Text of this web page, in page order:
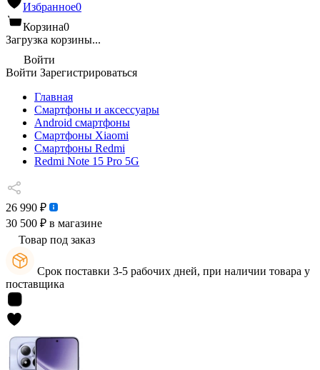
Избранное0
Корзина0
Загрузка корзины...
Войти
Войти Зарегистрироваться
Главная
Смартфоны и аксессуары
Android cмартфоны
Смартфоны Xiaomi
Смартфоны Redmi
Redmi Note 15 Pro 5G
26 990 ₽
30 500 ₽ в магазине
Товар под заказ
Срок поставки 3-5 рабочих дней, при наличии товара у
поставщика